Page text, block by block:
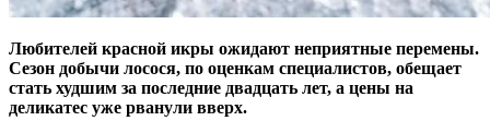
Любителей красной икры ожидают неприятные перемены.
Сезон добычи лосося, по оценкам специалистов, обещает
стать худшим за последние двадцать лет, а цены на
деликатес уже рванули вверх.